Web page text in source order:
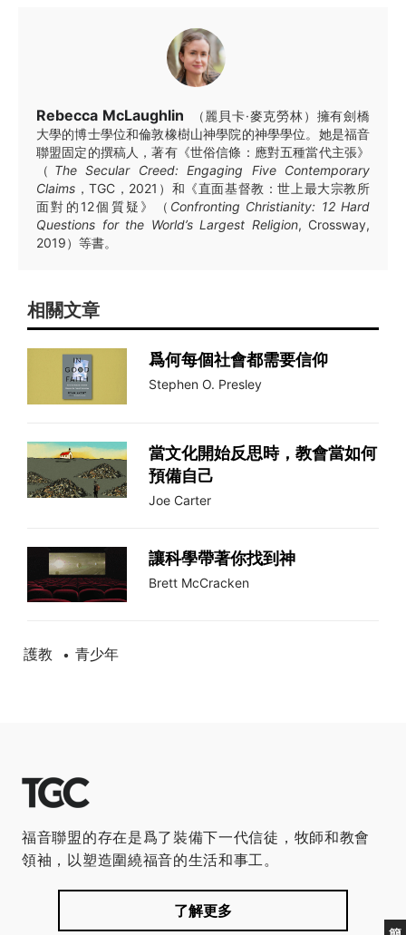
Rebecca McLaughlin
（麗貝卡·麥克勞林）擁有劍橋
大學的博士學位和倫敦橡樹山神學院的神學學位。她是福音
聯盟固定的撰稿人，著有《世俗信條：應對五種當代主張》
（ The Secular Creed: Engaging Five Contemporary
Claims ，TGC，2021）和《直面基督教：世上最大宗教所
面對的12個質疑》（ Confronting Christianity: 12 Hard
Questions for the World’s Largest Religion, Crossway,
2019）等書。
相關文章
爲何每個社會都需要信仰
Stephen O. Presley
當文化開始反思時，教會當如何
預備自己
Joe Carter
讓科學帶著你找到神
Brett McCracken
護教 • 青少年
福音聯盟的存在是爲了裝備下一代信徒，牧師和教會
領袖，以塑造圍繞福音的生活和事工。
了解更多